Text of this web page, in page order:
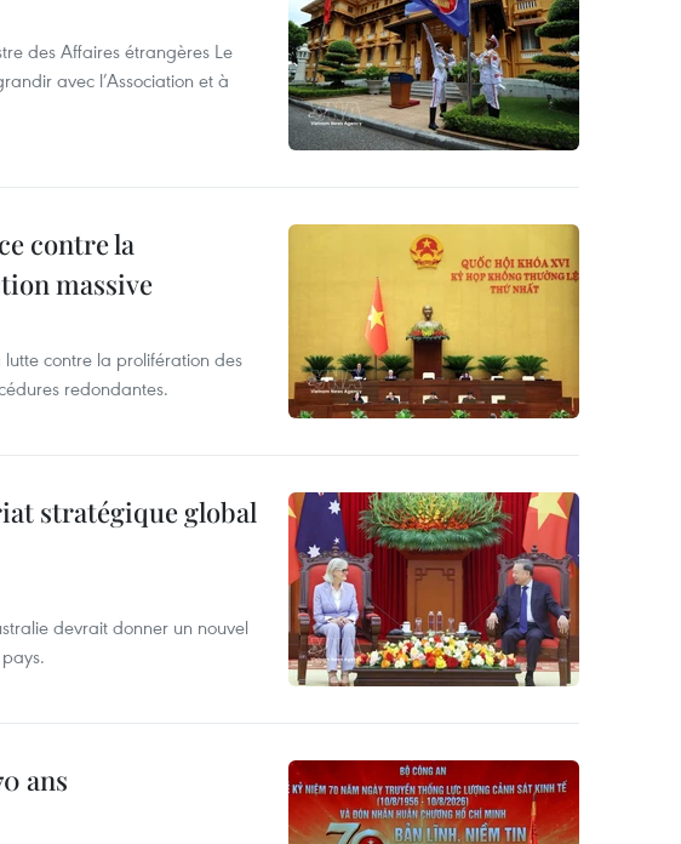
des Affaires étrangères Le
avec l’Association et à
contre la
massive
contre la prolifération des
redondantes.
stratégique global
devrait donner un nouvel
ans